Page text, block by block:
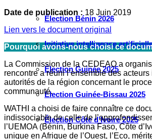
Élection Bénin 2026
Initiative intelligence
Élection Guinée 2025
Élection Guinée-Bissau 2025
Élection Côte d’Ivoire 2025
Date de publication : 18 Juin 2019
Lien vers le document original
Pourquoi avons-nous choisi ce
La Commission de la CEDEAO a
rencontre a réuni l’ensemble des
autorités de la région concernant le
communauté.
WATHI a choisi de faire connaître ce
indissociable de celle de
l’UEMOA (Bénin, Burkina Faso, Côte
unique en Afrique de l’Ouest, l’Eco,